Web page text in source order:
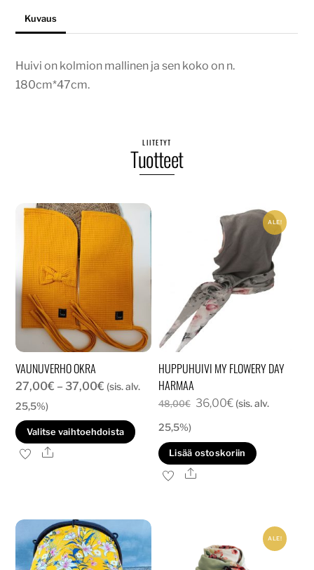
Kuvaus
Huivi on kolmion mallinen ja sen koko on n.
180cm*47cm.
LIITETYT
Tuotteet
VAUNUVERHO OKRA
27,00€ – 37,00€ Hintaluokka:
-
37,00€
(sis. alv.
25,5%)
Valitse vaihtoehdoista
Tällä
tuotteella
useampi
Voit
tehdä
valinnat
Ale
ALE!
HUPPUHUIVI MY FLOWERY DAY
HARMAA
48,00€ Alkuperäinen
oli:
48,00€.
36,00€Nykyinen
on:
36,00€.
(sis. alv.
25,5%)
Lisää ostoskoriin
Ale
ALE!